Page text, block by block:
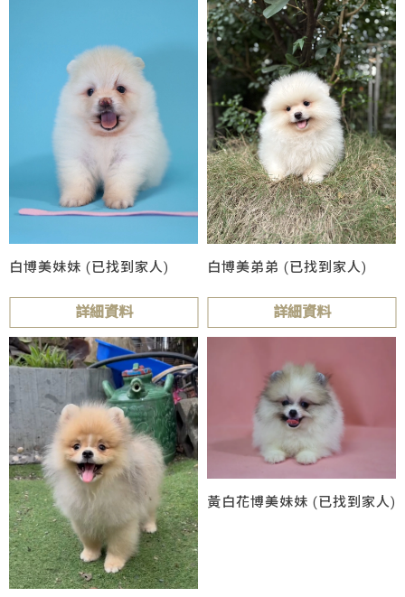
白博美妹妹 (已找到家人)
詳細資料
白博美弟弟 (已找到家人)
詳細資料
黃白花博美妹妹 (已找到家人)